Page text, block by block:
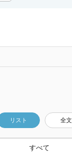
リスト 全文